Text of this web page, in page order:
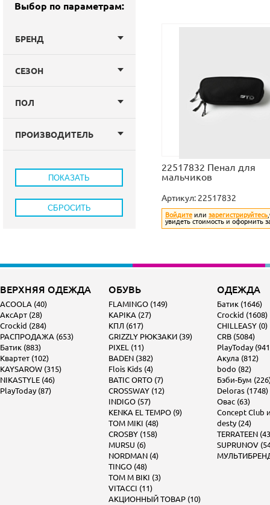
Выбор по параметрам:
БРЕНД
СЕЗОН
ПОЛ
ПРОИЗВОДИТЕЛЬ
22517832 Пенал для
мальчиков
Артикул: 22517832
Войдите или зарегистрируйтесь
увидеть стоимость и оформить
ВЕРХНЯЯ ОДЕЖДА
ACOOLA (40)
АксАрт (28)
Crockid (284)
РАСПРОДАЖА (653)
Батик (883)
Квартет (102)
KAYSAROW (315)
NIKASTYLE (46)
PlayToday (87)
ОБУВЬ
FLAMINGO (149)
KAPIKA (27)
КПЛ (617)
GRIZZLY РЮКЗАКИ (39)
PIXEL (11)
BADEN (382)
Flois Kids (4)
BATIC ORTO (7)
CROSSWAY (12)
INDIGO (57)
KENKA EL TEMPO (9)
TOM MIKI (48)
CROSBY (158)
MURSU (6)
NORDMAN (4)
TINGO (48)
TOM M BIKI (3)
VITACCI (11)
АКЦИОННЫЙ ТОВАР (10)
ОДЕЖДА
Батик (1646)
Crockid (1608)
CHILLEASY (0)
CRB (5084)
PlayToday
Акула (812)
bodo (82)
Бэби-Бум
Deloras (1748)
Овас (63)
Concept Club
desty (24)
TERRATEEN
SUPRUNOV